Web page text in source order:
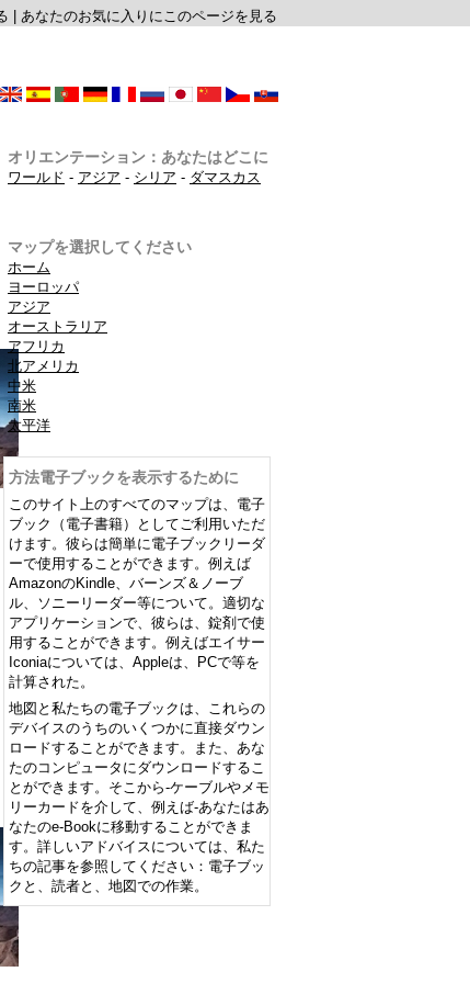
あなたのお気に入りにこのページを見る
オリエンテーション：あなたはどこに
ワールド - アジア - シリア - ダマスカス
マップを選択してください
ホーム
ヨーロッパ
アジア
オーストラリア
アフリカ
北アメリカ
中米
南米
太平洋
方法電子ブックを表示するために
このサイト上のすべてのマップは、電子
ブック（電子書籍）としてご利用いただ
けます。彼らは簡単に電子ブックリーダ
ーで使用することができます。例えば
AmazonのKindle、バーンズ＆ノーブ
ル、ソニーリーダー等について。適切な
アプリケーションで、彼らは、錠剤で使
用することができます。例えばエイサー
Iconiaについては、Appleは、PCで等を
計算された。
地図と私たちの電子ブックは、これらの
デバイスのうちのいくつかに直接ダウン
ロードすることができます。また、あな
たのコンピュータにダウンロードするこ
とができます。そこから-ケーブルやメモ
リーカードを介して、例えば-あなたはあ
なたのe-Bookに移動することができま
す。詳しいアドバイスについては、私た
ちの記事を参照してください：電子ブッ
クと、読者と、地図での作業。